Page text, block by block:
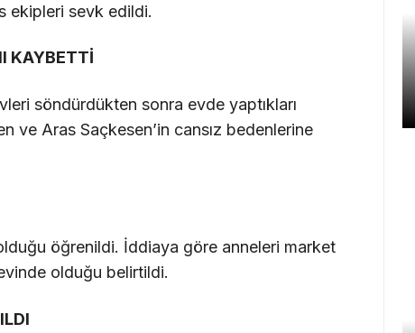
ekipleri sevk edildi.
KAYBETTİ
söndürdükten sonra evde yaptıkları
ve Aras Saçkesen’in cansız bedenlerine
öğrenildi. İddiaya göre anneleri market
olduğu belirtildi.